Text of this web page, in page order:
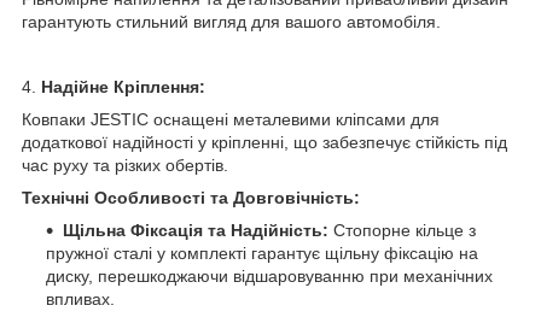
гарантують стильний вигляд для вашого автомобіля.
4. Надійне Кріплення:
Ковпаки JESTIC оснащені металевими кліпсами для
додаткової надійності у кріпленні, що забезпечує стійкість під
час руху та різких обертів.
Технічні Особливості та Довговічність:
Щільна Фіксація та Надійність: Стопорне кільце з
пружної сталі у комплекті гарантує щільну фіксацію на
диску, перешкоджаючи відшаровуванню при механічних
впливах.